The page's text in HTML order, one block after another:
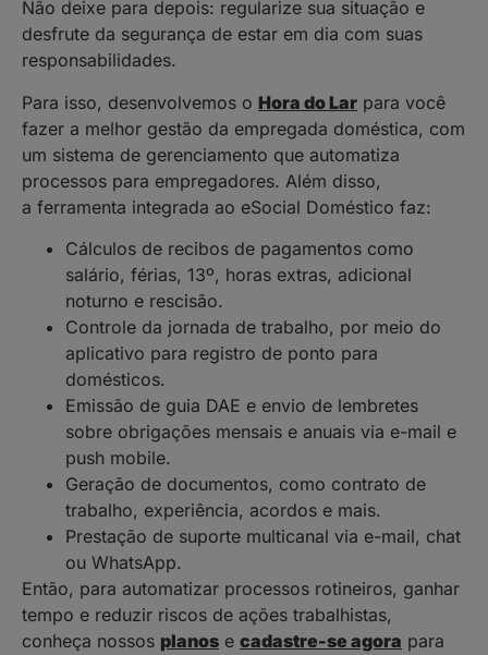
Não deixe para depois: regularize sua situação e
desfrute da segurança de estar em dia com suas
responsabilidades.
Para isso, desenvolvemos o Hora do Lar para você
fazer a melhor gestão da empregada doméstica, com
um sistema de gerenciamento que automatiza
processos para empregadores. Além disso,
a ferramenta integrada ao eSocial Doméstico faz:
Cálculos de recibos de pagamentos como
salário, férias, 13º, horas extras, adicional
noturno e rescisão.
Controle da jornada de trabalho, por meio do
aplicativo para registro de ponto para
domésticos.
Emissão de guia DAE e envio de lembretes
sobre obrigações mensais e anuais via e-mail e
push mobile.
Geração de documentos, como contrato de
trabalho, experiência, acordos e mais.
Prestação de suporte multicanal via e-mail, chat
ou WhatsApp.
Então, para automatizar processos rotineiros, ganhar
tempo e reduzir riscos de ações trabalhistas,
conheça nossos planos e cadastre-se agora para